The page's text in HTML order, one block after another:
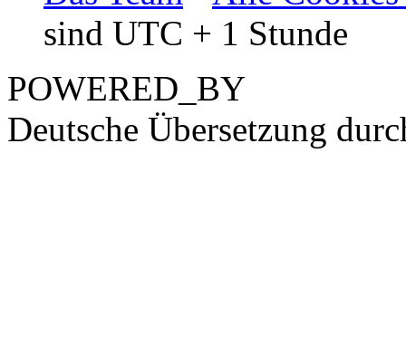
sind UTC + 1 Stunde
POWERED_BY
Deutsche Übersetzung